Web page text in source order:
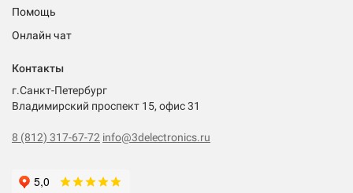
Помощь
Онлайн чат
Контакты
г.Санкт-Петербург
Владимирский проспект 15, офис 31
8 (812) 317-67-72 info@3delectronics.ru